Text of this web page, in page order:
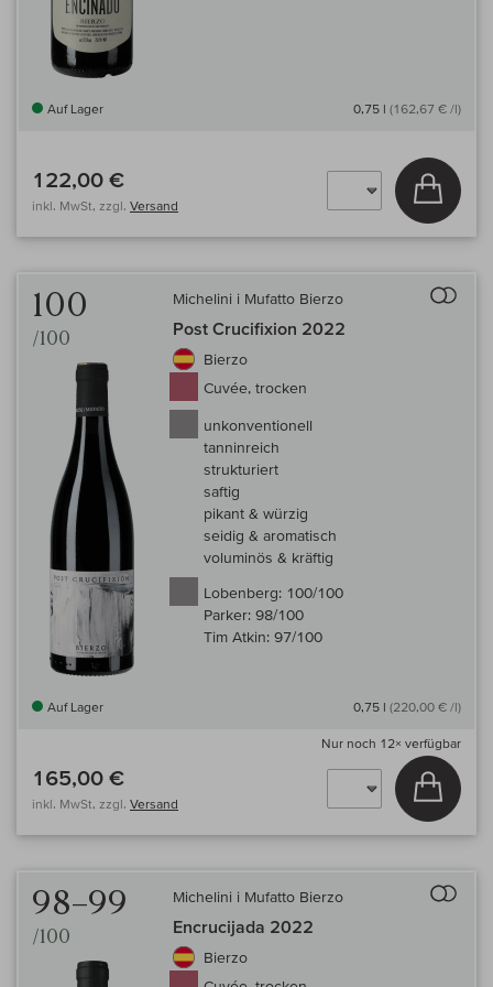
Auf Lager 0,75 l (162,67 € /l)
122,00 €
inkl. MwSt, zzgl. Versand
In
100
/100
Michelini i Mufatto Bierzo
Post Crucifixion 2022
Bierzo
Cuvée, trocken
unkonventionell
tanninreich
strukturiert
saftig
pikant & würzig
seidig & aromatisch
voluminös & kräftig
Lobenberg: 100/100
Parker: 98/100
Tim Atkin: 97/100
Auf Lager 0,75 l (220,00 € /l)
Nur noch 12× verfügbar
165,00 €
inkl. MwSt, zzgl. Versand
In
98–99
/100
Michelini i Mufatto Bierzo
Encrucijada 2022
Bierzo